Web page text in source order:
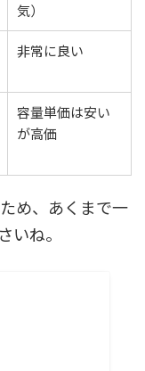
気）
非常に良い
容量単価は安い
が高価
め、あくまで一
いね。